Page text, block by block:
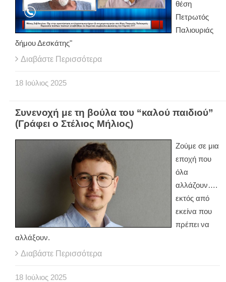
θέση
Πετρωτός
Παλιουριάς
δήμου Δεσκάτης"
Διαβάστε Περισσότερα
18 Ιούλιος 2025
Συνενοχή με τη βούλα του “καλού παιδιού”
(Γράφει ο Στέλιος Μήλιος)
Ζούμε σε μια
εποχή που
όλα
αλλάζουν….
εκτός από
εκείνα που
πρέπει να
αλλάξουν.
Διαβάστε Περισσότερα
18 Ιούλιος 2025